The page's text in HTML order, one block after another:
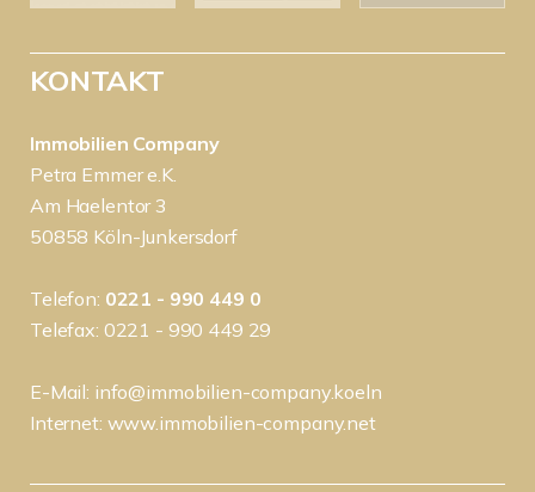
KONTAKT
Immobilien Company
Petra Emmer e.K.
Am Haelentor 3
50858 Köln-Junkersdorf
Telefon: 0221 - 990 449 0
Telefax: 0221 - 990 449 29
E-Mail: info@immobilien-company.koeln
Internet: www.immobilien-company.net